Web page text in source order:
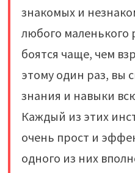
знакомых и
любого маленького
боятся чаще, чем
этому один раз, вы
знания и навыки
Каждый из этих
очень прост и
одного из них